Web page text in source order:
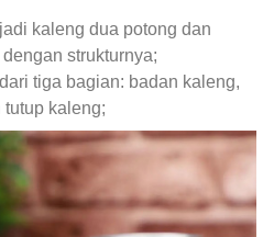
kaleng dua potong dan
strukturnya;
tiga bagian: badan kaleng,
kaleng;